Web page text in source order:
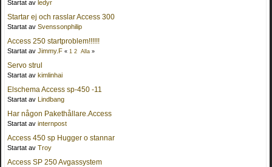
Startat av ledyr
Startar ej och rasslar Access 300
Startat av Svenssonphilip
Access 250 startproblem!!!!!!
Startat av Jimmy.F « 1 2 Alla »
Servo strul
Startat av kimlinhai
Elschema Access sp-450 -11
Startat av Lindbang
Har någon Pakethållare.Access
Startat av internpost
Access 450 sp Hugger o stannar
Startat av Troy
Access SP 250 Avgassystem